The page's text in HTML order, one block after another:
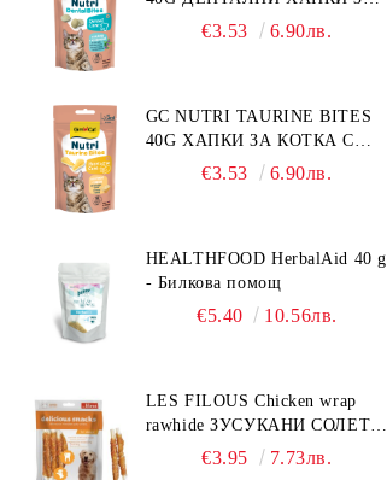
КОТКА 40 г
€3.53 6.90лв.
GC NUTRI TAURINE BITES
40G ХАПКИ ЗА КОТКА С
ТАУРИН 40 г
€3.53 6.90лв.
HEALTHFOOD HerbalAid 40 g
- Билкова помощ
€5.40 10.56лв.
LES FILOUS Chicken wrap
rawhide ЗУСУКАНИ СОЛЕТИ
С ПИЛЕШКО, лакомство за
€3.95 7.73лв.